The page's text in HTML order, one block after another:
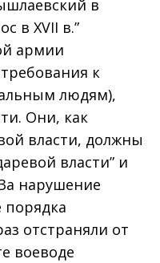
в
в XVII в.”
армии
к
людям),
Они, как
власти, должны
власти” и
нарушение
порядка
отстраняли от
воеводе